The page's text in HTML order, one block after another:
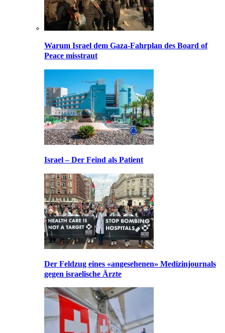
Warum Israel dem Gaza-Fahrplan des Board of
Peace misstraut
Israel – Der Feind als Patient
Der Feldzug eines «angesehenen» Medizinjournals
gegen israelische Ärzte